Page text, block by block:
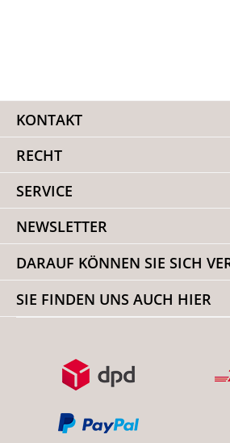
KONTAKT
RECHT
SERVICE
NEWSLETTER
DARAUF KÖNNEN SIE SICH
SIE FINDEN UNS AUCH HIER